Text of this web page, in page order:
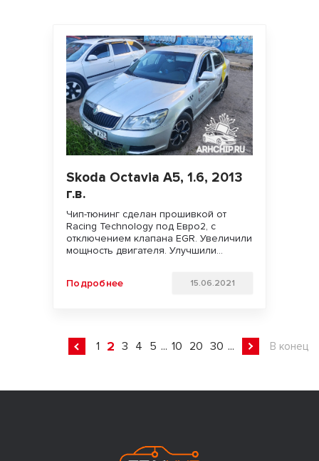
Skoda Octavia A5, 1.6, 2013
г.в.
Чип-тюнинг сделан прошивкой от
Racing Technology под Евро2, с
отключением клапана EGR. Увеличили
мощность двигателя. Улучшили
дорогах!!!
Подробнее 15.06.2021
1 2 3 4 5 ... 10 20 30 ... В конец